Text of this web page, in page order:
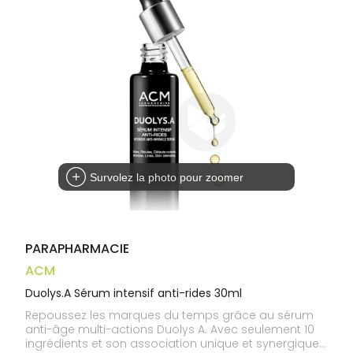
Survolez la photo pour zoomer
PARAPHARMACIE
ACM
Duolys.A Sérum intensif anti-rides 30ml
Repoussez les marques du temps grâce au sérum
anti-âge multi-actions Duolys A. Avec seulement 10
ingrédients et son association unique et synergique